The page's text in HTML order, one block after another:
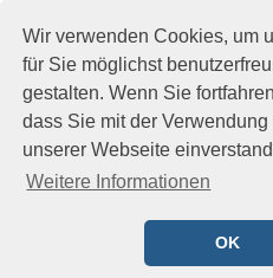
Wir verwenden Cookies, um
für Sie möglichst
gestalten. Wenn Sie
dass Sie mit der
unserer Webseite
Weitere Informationen
OK